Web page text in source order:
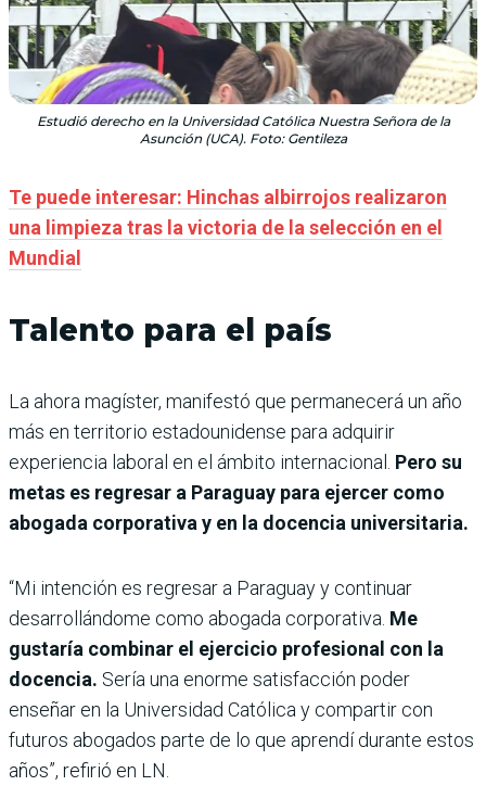
Estudió derecho en la Universidad Católica Nuestra Señora de la
Asunción (UCA). Foto: Gentileza
Te puede interesar: Hinchas albirrojos realizaron
una limpieza tras la victoria de la selección en el
Mundial
Talento para el país
La ahora magíster, manifestó que permanecerá un año
más en territorio estadounidense para adquirir
experiencia laboral en el ámbito internacional. Pero su
metas es regresar a Paraguay para ejercer como
abogada corporativa y en la docencia universitaria.
“Mi intención es regresar a Paraguay y continuar
desarrollándome como abogada corporativa. Me
gustaría combinar el ejercicio profesional con la
docencia. Sería una enorme satisfacción poder
enseñar en la Universidad Católica y compartir con
futuros abogados parte de lo que aprendí durante estos
años”, refirió en LN.